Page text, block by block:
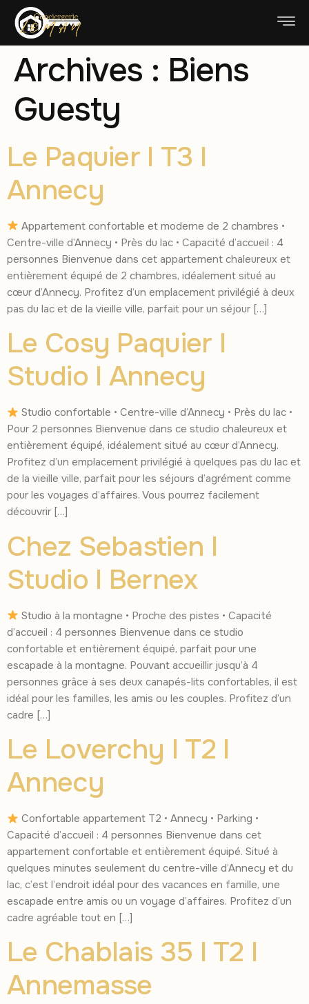
Archives : Biens
Guesty
Le Paquier I T3 I
Annecy
Appartement confortable et moderne de 2 chambres •
Centre-ville d’Annecy • Près du lac • Capacité d’accueil : 4
personnes Bienvenue dans cet appartement chaleureux et
entièrement équipé de 2 chambres, idéalement situé au
cœur d’Annecy. Profitez d’un emplacement privilégié à deux
pas du lac et de la vieille ville, parfait pour un séjour […]
Le Cosy Paquier I
Studio I Annecy
Studio confortable • Centre-ville d’Annecy • Près du lac •
Pour 2 personnes Bienvenue dans ce studio chaleureux et
entièrement équipé, idéalement situé au cœur d’Annecy.
Profitez d’un emplacement privilégié à quelques pas du lac et
de la vieille ville, parfait pour les séjours d’agrément comme
pour les voyages d’affaires. Vous pourrez facilement
découvrir […]
Chez Sebastien I
Studio I Bernex
Studio à la montagne • Proche des pistes • Capacité
d’accueil : 4 personnes Bienvenue dans ce studio
confortable et entièrement équipé, parfait pour une
escapade à la montagne. Pouvant accueillir jusqu’à 4
personnes grâce à ses deux canapés-lits confortables, il est
idéal pour les familles, les amis ou les couples. Profitez d’un
cadre […]
Le Loverchy I T2 I
Annecy
Confortable appartement T2 • Annecy • Parking •
Capacité d’accueil : 4 personnes Bienvenue dans cet
appartement confortable et entièrement équipé. Situé à
quelques minutes seulement du centre-ville d’Annecy et du
lac, c’est l’endroit idéal pour des vacances en famille, une
escapade entre amis ou un voyage d’affaires. Profitez d’un
cadre agréable tout en […]
Le Chablais 35 I T2 I
Annemasse